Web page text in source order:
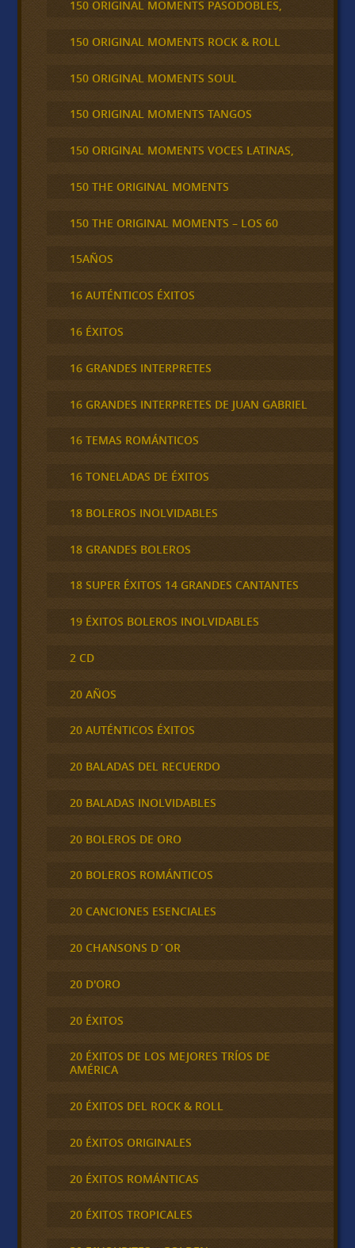
150 ORIGINAL MOMENTS PASODOBLES,
150 ORIGINAL MOMENTS ROCK & ROLL
150 ORIGINAL MOMENTS SOUL
150 ORIGINAL MOMENTS TANGOS
150 ORIGINAL MOMENTS VOCES LATINAS,
150 THE ORIGINAL MOMENTS
150 THE ORIGINAL MOMENTS – LOS 60
15AÑOS
16 AUTÉNTICOS ÉXITOS
16 ÉXITOS
16 GRANDES INTERPRETES
16 GRANDES INTERPRETES DE JUAN GABRIEL
16 TEMAS ROMÁNTICOS
16 TONELADAS DE ÉXITOS
18 BOLEROS INOLVIDABLES
18 GRANDES BOLEROS
18 SUPER ÉXITOS 14 GRANDES CANTANTES
19 ÉXITOS BOLEROS INOLVIDABLES
2 CD
20 AÑOS
20 AUTÉNTICOS ÉXITOS
20 BALADAS DEL RECUERDO
20 BALADAS INOLVIDABLES
20 BOLEROS DE ORO
20 BOLEROS ROMÁNTICOS
20 CANCIONES ESENCIALES
20 CHANSONS D´OR
20 D'ORO
20 ÉXITOS
20 ÉXITOS DE LOS MEJORES TRÍOS DE
AMÉRICA
20 ÉXITOS DEL ROCK & ROLL
20 ÉXITOS ORIGINALES
20 ÉXITOS ROMÁNTICAS
20 ÉXITOS TROPICALES